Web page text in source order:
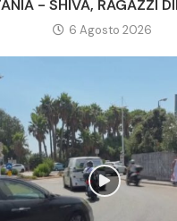
- SHIVA, RAGAZZI
6 Agosto 2026